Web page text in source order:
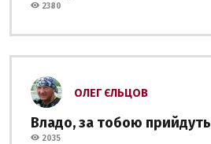
2380
ОЛЕГ ЄЛЬЦОВ
Владо, за тобою прийдуть
2035